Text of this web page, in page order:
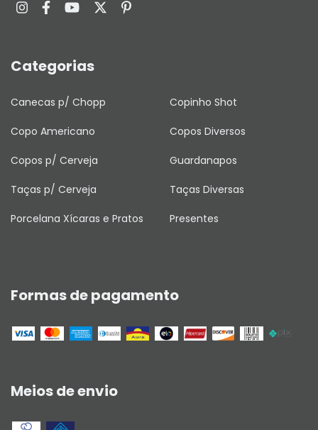
Categorias
Canecas p/ Chopp Copinho Shot
Copo Americano Copos Diversos
Copos p/ Cerveja Guardanapos
Taças p/ Cerveja Taças Diversas
Porcelana Xícaras e Pratos Presentes
Formas de pagamento
Meios de envio